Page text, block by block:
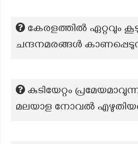
കേരളത്തിൽ ഏറ്റവും
ചന്ദനമരങ്ങൾ
കുടിയേറ്റം
മലയാള നോവല്‍